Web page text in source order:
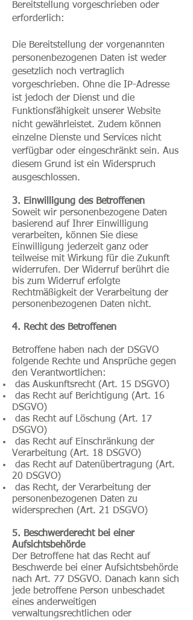
Bereitstellung vorgeschrieben oder
erforderlich:
Die Bereitstellung der vorgenannten
personenbezogenen Daten ist weder
gesetzlich noch vertraglich
vorgeschrieben. Ohne die IP-Adresse
ist jedoch der Dienst und die
Funktionsfähigkeit unserer Website
nicht gewährleistet. Zudem können
einzelne Dienste und Services nicht
verfügbar oder eingeschränkt sein. Aus
diesem Grund ist ein Widerspruch
ausgeschlossen.
3. Einwilligung des Betroffenen
Soweit wir personenbezogene Daten
basierend auf Ihrer Einwilligung
verarbeiten, können Sie diese
Einwilligung jederzeit ganz oder
teilweise mit Wirkung für die Zukunft
widerrufen. Der Widerruf berührt die
bis zum Widerruf erfolgte
Rechtmäßigkeit der Verarbeitung der
personenbezogenen Daten nicht.
4. Recht des Betroffenen
Betroffene haben nach der DSGVO
folgende Rechte und Ansprüche gegen
den Verantwortlichen:
das Auskunftsrecht (Art. 15 DSGVO)
das Recht auf Berichtigung (Art. 16
DSGVO)
das Recht auf Löschung (Art. 17
DSGVO)
das Recht auf Einschränkung der
Verarbeitung (Art. 18 DSGVO)
das Recht auf Datenübertragung (Art.
20 DSGVO)
das Recht, der Verarbeitung der
personenbezogenen Daten zu
widersprechen (Art. 21 DSGVO)
5. Beschwerderecht bei einer
Aufsichtsbehörde
Der Betroffene hat das Recht auf
Beschwerde bei einer Aufsichtsbehörde
nach Art. 77 DSGVO. Danach kann sich
jede betroffene Person unbeschadet
eines anderweitigen
verwaltungsrechtlichen oder